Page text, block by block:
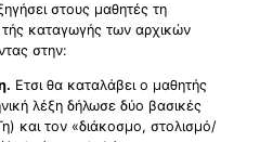
στους μαθητές τη
τής καταγωγής των αρχικών
στην:
Ετσι θα καταλάβει ο μαθητής
λέξη δήλωσε δύο βασικές
και τον «διάκοσμο, στολισμό/